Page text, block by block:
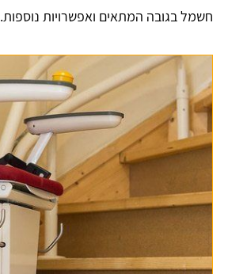
חשמל בגובה המתאים ואפשרויות נוספות.